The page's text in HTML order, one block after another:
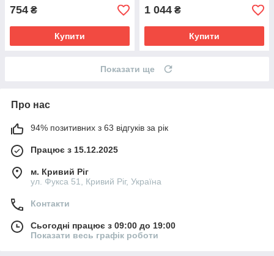
754 ₴
Купити
1 044 ₴
Купити
Показати ще
Про нас
94% позитивних з 63 відгуків за рік
Працює з 15.12.2025
м. Кривий Ріг
ул. Фукса 51, Кривий Ріг, Україна
Контакти
Сьогодні працює з 09:00 до 19:00
Показати весь графік роботи